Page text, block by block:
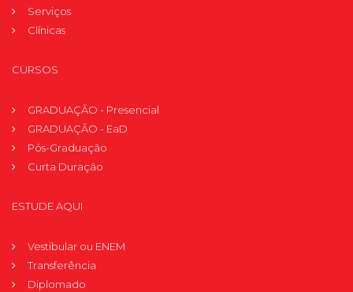
Serviços
Clínicas
CURSOS
GRADUAÇÃO - Presencial
GRADUAÇÃO - EaD
Pós-Graduação
Curta Duração
ESTUDE AQUI
Vestibular ou ENEM
Transferência
Diplomado